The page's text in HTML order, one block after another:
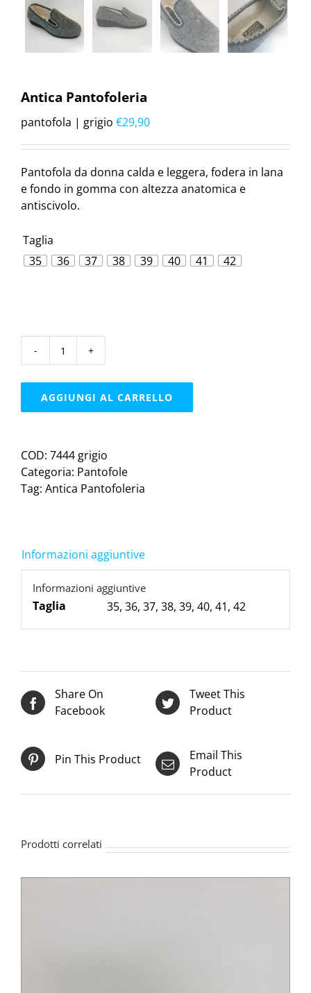
Antica Pantofoleria
pantofola | grigio €29,90
Pantofola da donna calda e leggera, fodera in lana
e fondo in gomma con altezza anatomica e
antiscivolo.
Taglia

35 36 37 38 39 40 41 42
Antica
|
AGGIUNGI AL CARRELLO
COD: 7444 grigio
Categoria: Pantofole
Tag: Antica Pantofoleria
Informazioni aggiuntive
Informazioni aggiuntive
Taglia 35, 36, 37, 38, 39, 40, 41, 42
Share On
Facebook
Tweet This
Product
Pin This Product
Email This
Product
Prodotti correlati